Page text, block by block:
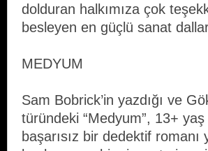
dolduran halkımıza çok
besleyen en güçlü sanat
MEDYUM
Sam Bobrick’in yazdığı ve
türündeki “Medyum”, 13+
başarısız bir dedektif